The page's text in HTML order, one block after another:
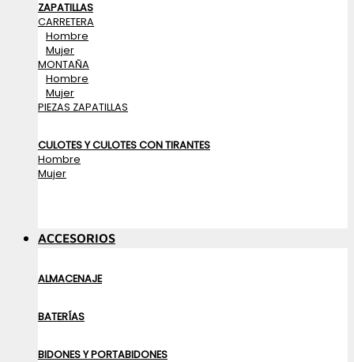
ZAPATILLAS
CARRETERA
Hombre
Mujer
MONTAÑA
Hombre
Mujer
PIEZAS ZAPATILLAS
CULOTES Y CULOTES CON TIRANTES
Hombre
Mujer
ACCESORIOS
ALMACENAJE
BATERÍAS
BIDONES Y PORTABIDONES